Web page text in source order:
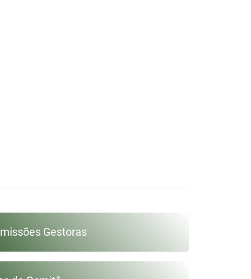
Gestoras